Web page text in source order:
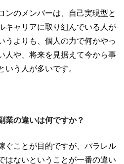
ンのメンバーは、自己実現型と
キャリアに取り組んでいる人が
うよりも、個人の力で何かやっ
人や、将来を見据えて今から事
いう人が多いです。
の違いは何ですか？
ぐことが目的ですが、パラレル
はないということが一番の違い